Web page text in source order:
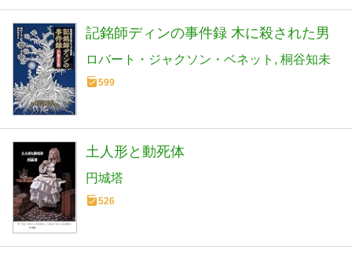
記銘師ディンの事件録 木に殺された男
ロバート・ジャクソン・ベネット 桐谷知未
599
土人形と動死体
円城塔
526